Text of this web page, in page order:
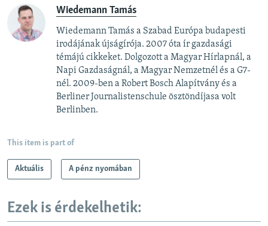
Wiedemann Tamás
Wiedemann Tamás a Szabad Európa budapesti
irodájának újságírója. 2007 óta ír gazdasági
témájú cikkeket. Dolgozott a Magyar Hírlapnál, a
Napi Gazdaságnál, a Magyar Nemzetnél és a G7-
nél. 2009-ben a Robert Bosch Alapítvány és a
Berliner Journalistenschule ösztöndíjasa volt
Berlinben.
This item is part of
Aktuális A pénz nyomában
Ezek is érdekelhetik: